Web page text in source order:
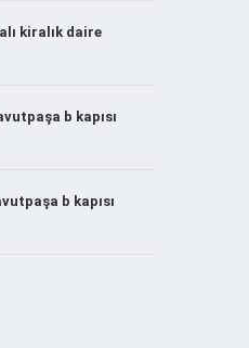
kiralık daire
b kapısı
b kapısı